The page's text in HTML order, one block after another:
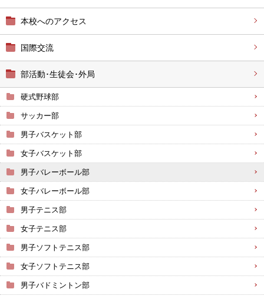
本校へのアクセス
国際交流
部活動･生徒会･外局
硬式野球部
サッカー部
男子バスケット部
女子バスケット部
男子バレーボール部
女子バレーボール部
男子テニス部
女子テニス部
男子ソフトテニス部
女子ソフトテニス部
男子バドミントン部